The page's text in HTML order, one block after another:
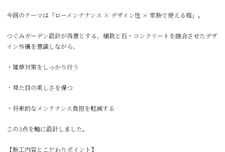
今回のテーマは「ローメンテナンス × デザイン性 × 家族で使える庭」。
つぐみガーデン設計が得意とする、植栽と石・コンクリートを融合させたデザ
イン外構を意識しながら、
・雑草対策をしっかり行う
・見た目の美しさを保つ
・将来的なメンテナンス負担を軽減する
この3点を軸に設計しました。
【施工内容とこだわりポイント】